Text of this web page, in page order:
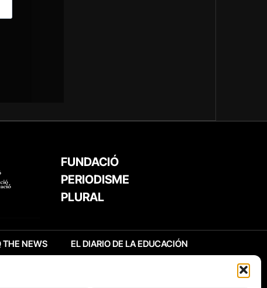
FUNDACIÓ
PERIODISME
PLURAL
THE NEWS EL DIARIO DE LA EDUCACIÓN